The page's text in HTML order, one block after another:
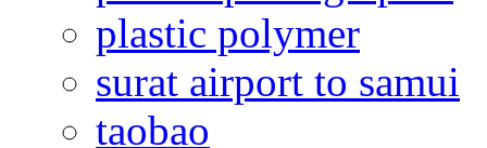
plastic polymer
surat airport to samui
taobao